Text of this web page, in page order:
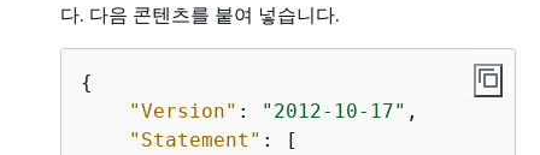
다. 다음 콘텐츠를 붙여 넣습니다.
{
"Version" : "2012-10-17" ,
"Statement" : [